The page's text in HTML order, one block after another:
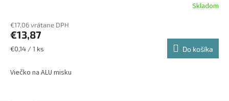
Skladom
€17,06 vrátane DPH
€13,87
Jednotková
€0,14 / 1 ks Do košíka
Viečko na ALU misku